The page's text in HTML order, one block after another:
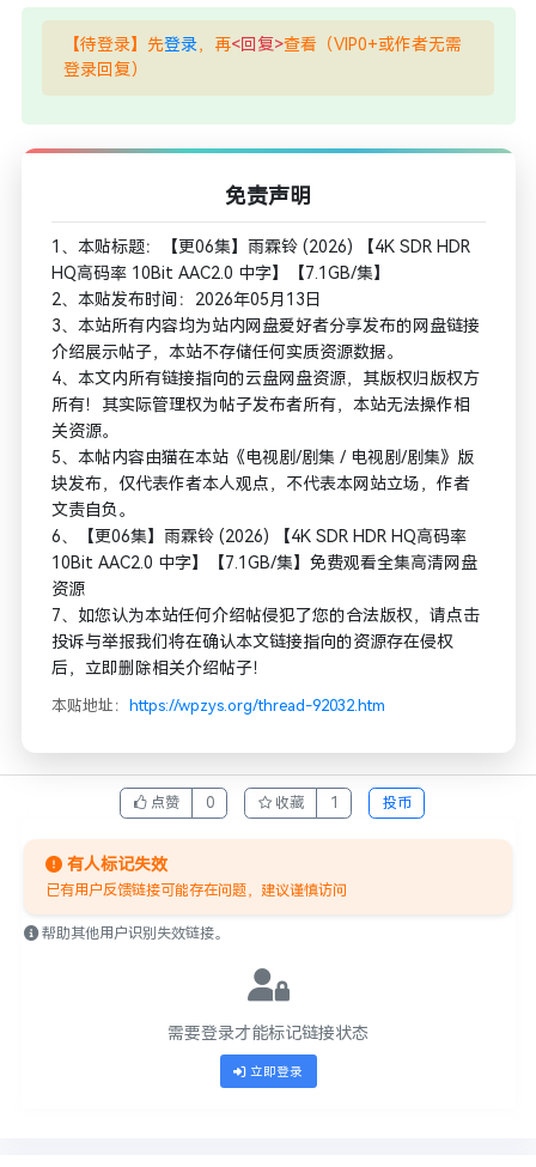
【待登录】先登录，再<回复>查看（VIP0+或作者无需
登录回复）
免责声明
1、本贴标题：【更06集】雨霖铃‎ (2026) 【4K SDR HDR
HQ高码率 10Bit AAC2.0 中字】【7.1GB/集】
2、本贴发布时间：2026年05月13日
3、本站所有内容均为站内网盘爱好者分享发布的网盘链接
介绍展示帖子，本站不存储任何实质资源数据。
4、本文内所有链接指向的云盘网盘资源，其版权归版权方
所有！其实际管理权为帖子发布者所有，本站无法操作相
关资源。
5、本帖内容由猫在本站《电视剧/剧集 / 电视剧/剧集》版
块发布，仅代表作者本人观点，不代表本网站立场，作者
文责自负。
6、【更06集】雨霖铃‎ (2026) 【4K SDR HDR HQ高码率
10Bit AAC2.0 中字】【7.1GB/集】免费观看全集高清网盘
资源
7、如您认为本站任何介绍帖侵犯了您的合法版权，请点击
投诉与举报我们将在确认本文链接指向的资源存在侵权
后，立即删除相关介绍帖子！
本贴地址： https://wpzys.org/thread-92032.htm
点赞 0 收藏 1 投币
有人标记失效
已有用户反馈链接可能存在问题，建议谨慎访问
帮助其他用户识别失效链接。
需要登录才能标记链接状态
立即登录